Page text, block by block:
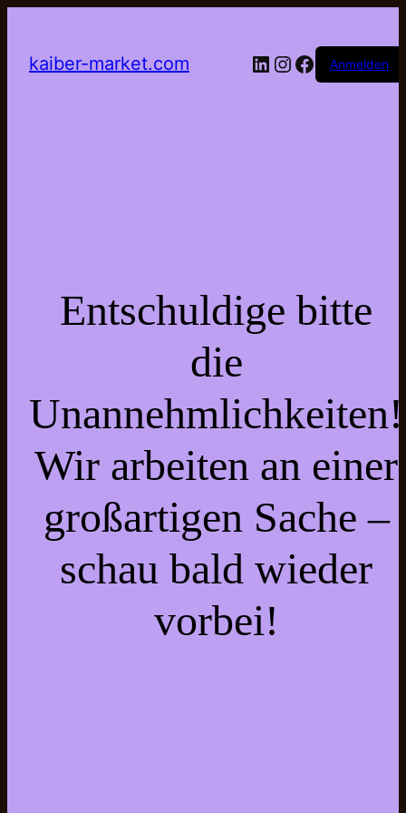
kaiber-market.com LinkedIn
Instagram
Facebook
Anmelden
Entschuldige bitte
die
Unannehmlichkeiten!
Wir arbeiten an einer
großartigen Sache –
schau bald wieder
vorbei!